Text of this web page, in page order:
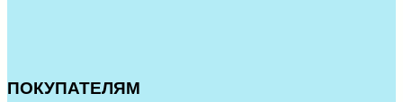
ПОКУПАТЕЛЯМ